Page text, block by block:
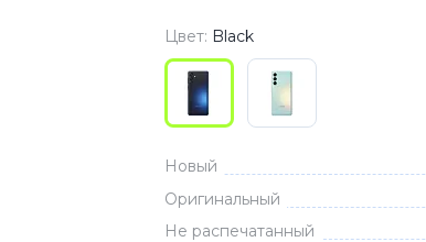
Цвет: Black
Новый
Оригинальный
Не распечатанный